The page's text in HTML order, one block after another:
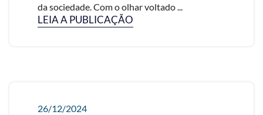
da sociedade. Com o olhar voltado ...
LEIA A PUBLICAÇÃO
26/12/2024